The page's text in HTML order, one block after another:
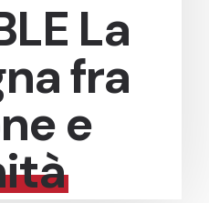
La
fra
e